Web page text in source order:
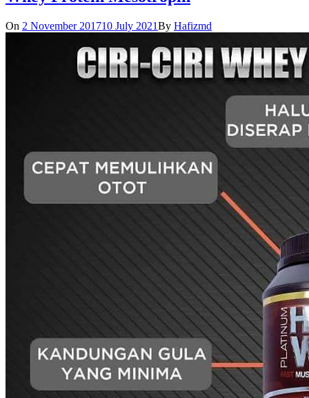
On 2 November 201710 July 2021By Hafizmd